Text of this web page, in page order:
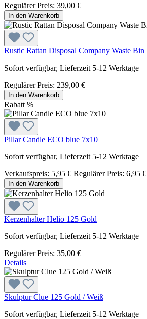
Regulärer Preis: 39,00 €
In den Warenkorb
Rustic Rattan Disposal Company Waste Bin
Sofort verfügbar, Lieferzeit 5-12 Werktage
Regulärer Preis: 239,00 €
In den Warenkorb
Rabatt %
Pillar Candle ECO blue 7x10
Sofort verfügbar, Lieferzeit 5-12 Werktage
Verkaufspreis: 5,95 € Regulärer Preis: 6,95 €
In den Warenkorb
Kerzenhalter Helio 125 Gold
Sofort verfügbar, Lieferzeit 5-12 Werktage
Regulärer Preis: 35,00 €
Details
Skulptur Clue 125 Gold / Weiß
Sofort verfügbar, Lieferzeit 5-12 Werktage